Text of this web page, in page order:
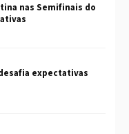
nas Semifinais do
expectativas